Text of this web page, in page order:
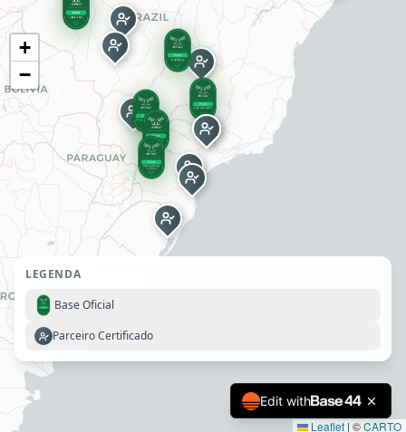
+
−
Leaflet | ©CARTO
LEGENDA
Base Oficial
Parceiro Certificado
Edit with